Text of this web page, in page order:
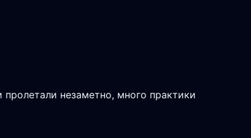
незаметно, много практики